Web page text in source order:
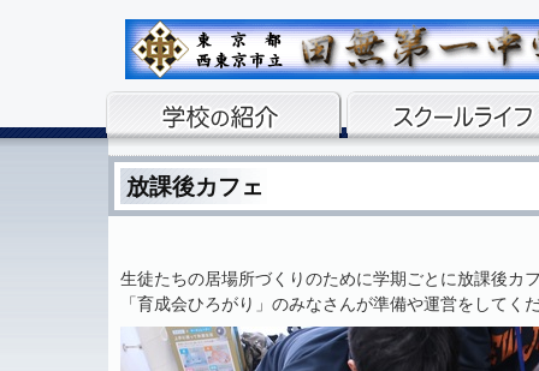
放課後カフェ
生徒たちの居場所づくりのために学期ごとに放課後カ
「育成会ひろがり」のみなさんが準備や運営をしてく